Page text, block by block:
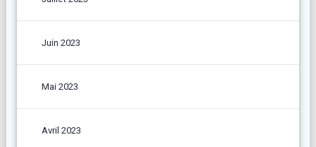
Juin 2023
Mai 2023
Avril 2023